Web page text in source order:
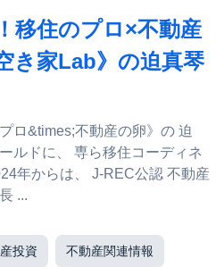
移住のプロ×不動産
き家Lab》の迫真琴
...
投資 不動産関連情報